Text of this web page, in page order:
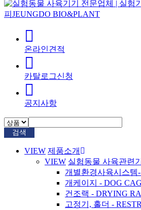
온라인견적
카탈로그신청
공지사항
검색
VIEW 제품소개
VIEW 실험동물 사육관련
개별환경사육시스템
개케이지 - DOG
건조랙 - DRYING
고정기, 홀더 -